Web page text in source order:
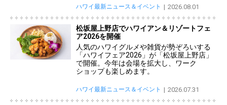
ハワイ最新ニュース＆イベント 2026.08.01
松坂屋上野店でハワイアン＆リゾートフェ
ア2026を開催
人気のハワイグルメや雑貨が勢ぞろいする
「ハワイフェア2026」が「松坂屋上野店」
で開催。今年は会場を拡大し、ワーク
ショップも楽しめます。
ハワイ最新ニュース＆イベント 2026.07.31